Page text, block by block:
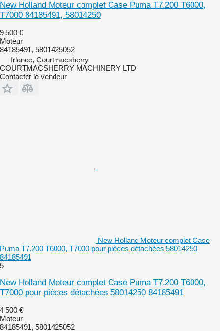
New Holland Moteur complet Case Puma T7.200 T6000,
T7000 84185491, 58014250
9 500 €
Moteur
84185491, 5801425052
Irlande, Courtmacsherry
COURTMACSHERRY MACHINERY LTD
Contacter le vendeur
New Holland Moteur complet Case
Puma T7.200 T6000, T7000 pour pièces détachées 58014250
84185491
5
New Holland Moteur complet Case Puma T7.200 T6000,
T7000 pour pièces détachées 58014250 84185491
4 500 €
Moteur
84185491, 5801425052